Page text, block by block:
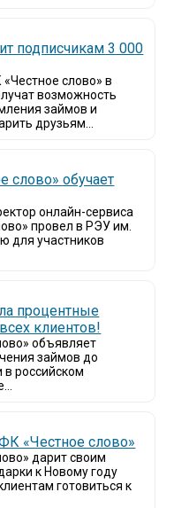
подписчикам 3 000
слово» в
возможность
займов и
друзьям...
обучает
онлайн-сервиса
провел в РЭУ им.
для участников
процентные
клиентов!
объявляет
займов до
российском
«Честное слово»
дарит своим
к Новому году
готовиться к